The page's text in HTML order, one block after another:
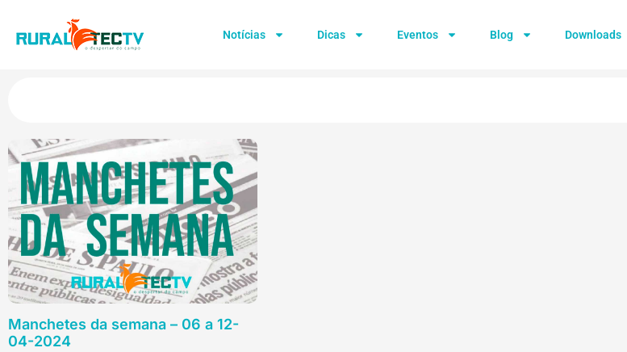
Notícias Dicas Eventos Blog Downloads
Manchetes da semana – 06 a 12-
04-2024